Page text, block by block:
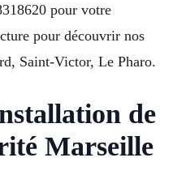
pour votre
pour découvrir nos
Saint-Victor, Le Pharo.
de
Marseille